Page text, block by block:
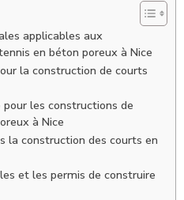
applicables aux
en béton poreux à Nice
la construction de courts
pour les constructions de
à Nice
la construction des courts en
et les permis de construire